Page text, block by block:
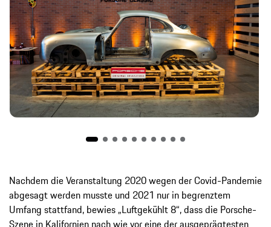
Nachdem die Veranstaltung 2020 wegen der Covid-Pandemie
abgesagt werden musste und 2021 nur in begrenztem
Umfang stattfand, bewies „Luftgekühlt 8“, dass die Porsche-